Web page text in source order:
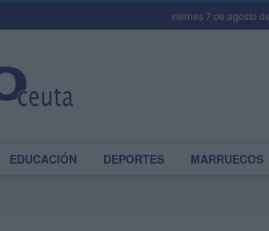
viernes 7 de agosto
EDUCACIÓN DEPORTES MARRUECOS